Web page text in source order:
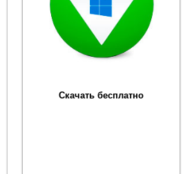
Скачать бесплатно